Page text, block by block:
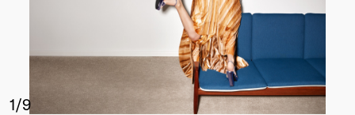
Events
Upcoming
Past
1/9